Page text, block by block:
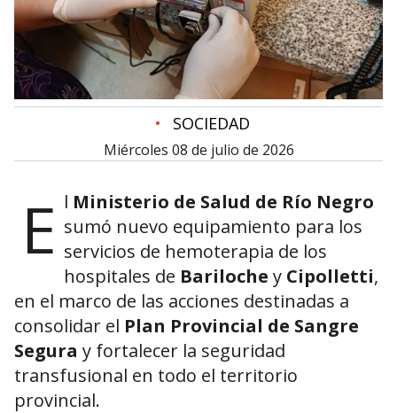
• SOCIEDAD
miércoles 08 de julio de 2026
E l Ministerio de Salud de Río Negro
sumó nuevo equipamiento para los
servicios de hemoterapia de los
hospitales de Bariloche y Cipolletti,
en el marco de las acciones destinadas a
consolidar el Plan Provincial de Sangre
Segura y fortalecer la seguridad
transfusional en todo el territorio
provincial.